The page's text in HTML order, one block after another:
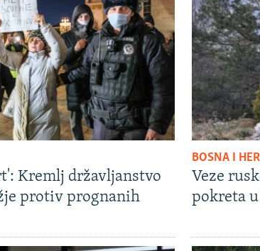
Kremlj državljanstvo
protiv prognanih
BOSNA I
Veze
pokreta